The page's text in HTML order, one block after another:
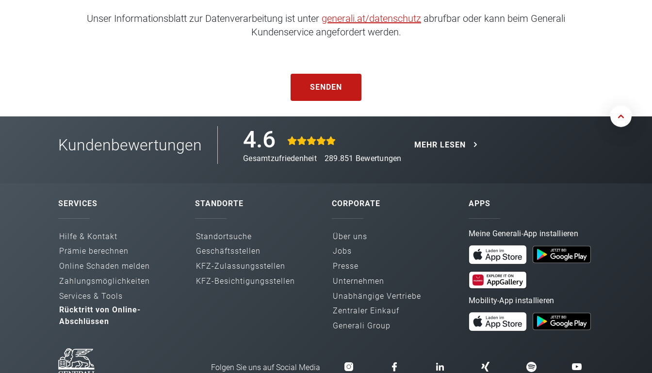
Unser Informationsblatt zur Datenverarbeitung ist unter generali.at/datenschutz abrufbar oder kann beim Generali
Kundenservice angefordert werden.
SENDEN
Kundenbewertungen 4.6
Gesamtzufriedenheit 289.851 Bewertungen
MEHR LESEN
SERVICES
Hilfe & Kontakt
Prämie berechnen
Online Schaden melden
Zahlungs­möglichkeiten
Services & Tools
Rücktritt von Online-
Abschlüssen
STANDORTE
Standortsuche
Geschäfts­stellen
KFZ-Zulassungs­stellen
KFZ-Besichtigungs­stellen
CORPORATE
Über uns
Jobs
Presse
Unternehmen
Unabhängige Vertriebe
Zentraler Einkauf
Generali Group
APPS
Meine Generali-App installieren
Mobility-App installieren
Folgen Sie uns auf Social Media